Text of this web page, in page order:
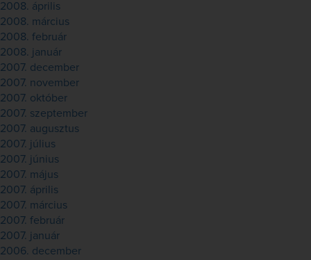
2008. április
2008. március
2008. február
2008. január
2007. december
2007. november
2007. október
2007. szeptember
2007. augusztus
2007. július
2007. június
2007. május
2007. április
2007. március
2007. február
2007. január
2006. december